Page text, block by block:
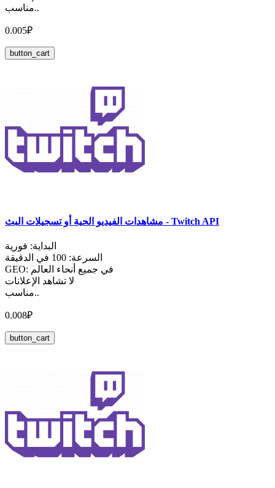
مناسب..
0.005₽
button_cart
مشاهدات الفيديو الحية أو تسجيلات البث - Twitch API
البداية: فورية
السرعة: 100 في الدقيقة
GEO: في جميع أنحاء العالم
لا تشاهد الإعلانات
مناسب..
0.008₽
button_cart